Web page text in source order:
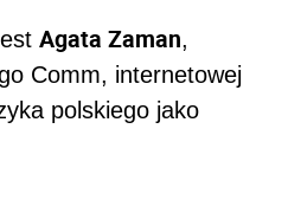
Agata Zaman,
Comm, internetowej
polskiego jako